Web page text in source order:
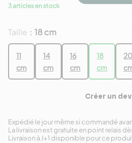
Taille : 18 cm
11
cm
14
cm
16
cm
18
cm
20
3 articles en stock
Créer un
Expédié le jour même si commandé
Livraison à J+1 disponible pour ce
La livraison est gratuite en point relais